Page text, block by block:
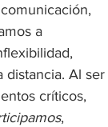
a
distancia. Al ser
críticos,
,